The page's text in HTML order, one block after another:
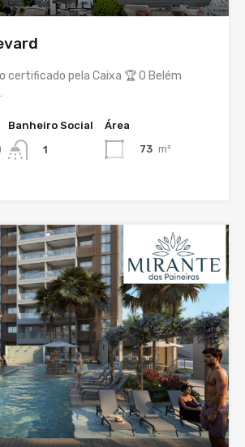
certificado pela Caixa 🏆 O Belém
Banheiro Social
1
Área
73 m²